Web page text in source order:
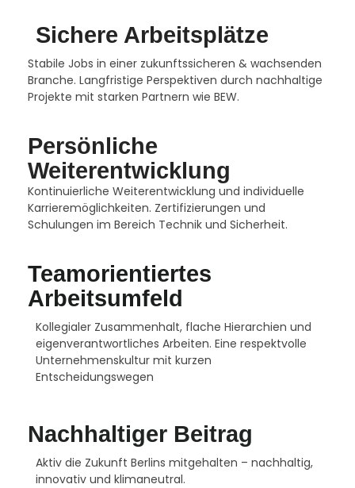
Sichere Arbeitsplätze
Stabile Jobs in einer zukunftssicheren & wachsenden
Branche. Langfristige Perspektiven durch nachhaltige
Projekte mit starken Partnern wie BEW.
Persönliche
Weiterentwicklung
Kontinuierliche Weiterentwicklung und individuelle
Karrieremöglichkeiten. Zertifizierungen und
Schulungen im Bereich Technik und Sicherheit.
Teamorientiertes
Arbeitsumfeld
Kollegialer Zusammenhalt, flache Hierarchien und
eigenverantwortliches Arbeiten. Eine respektvolle
Unternehmenskultur mit kurzen
Entscheidungswegen
Nachhaltiger Beitrag
Aktiv die Zukunft Berlins mitgehalten – nachhaltig,
innovativ und klimaneutral.